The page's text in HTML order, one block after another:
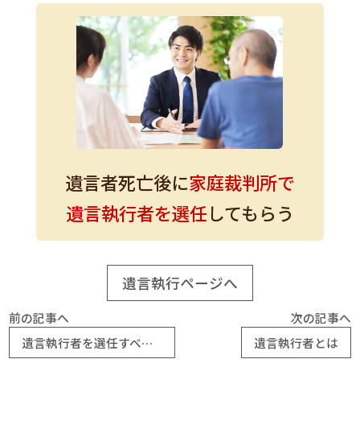
遺言者死亡後に家庭裁判所で
遺言執行者を選任してもらう
遺言執行ページへ
前の記事へ
遺言執行者を選任すべきケース
次の記事へ
遺言執行者とは